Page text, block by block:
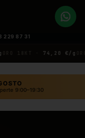
229 87 31
· 74,20 €/g ORO
9:00–19:30